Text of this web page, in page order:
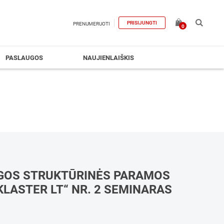
PRENUMERUOTI PRISIJUNGTI
0
PASLAUGOS NAUJIENLAIŠKIS
STRUKTŪRINĖS PARAMOS
LT“ NR. 2 SEMINARAS